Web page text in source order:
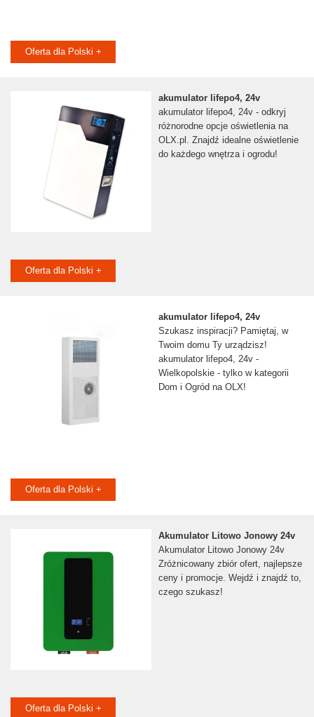
Oferta dla Polski +
akumulator lifepo4, 24v
akumulator lifepo4, 24v - odkryj
różnorodne opcje oświetlenia na
OLX.pl. Znajdź idealne oświetlenie
do każdego wnętrza i ogrodu!
Oferta dla Polski +
akumulator lifepo4, 24v
Szukasz inspiracji? Pamiętaj, w
Twoim domu Ty urządzisz!
akumulator lifepo4, 24v -
Wielkopolskie - tylko w kategorii
Dom i Ogród na OLX!
Oferta dla Polski +
Akumulator Litowo Jonowy 24v
Akumulator Litowo Jonowy 24v
Zróżnicowany zbiór ofert, najlepsze
ceny i promocje. Wejdź i znajdź to,
czego szukasz!
Oferta dla Polski +